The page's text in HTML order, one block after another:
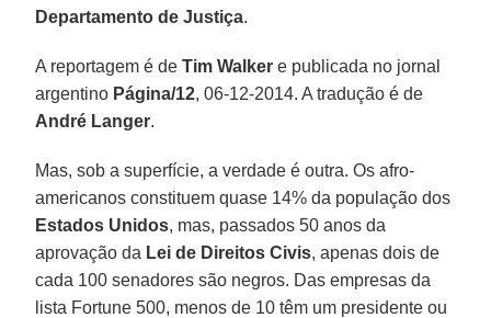
Departamento de Justiça.
A reportagem é deTim Walker e publicada no jornal
argentino Página/12, 06-12-2014. A tradução é de
André Langer.
Mas, sob a superfície, a verdade é outra. Os afro-
americanos constituem quase 14% da população dos
Estados Unidos, mas, passados 50 anos da
aprovação da Lei de Direitos Civis, apenas dois de
cada 100 senadores são negros. Das empresas da
lista Fortune 500, menos de 10 têm um presidente ou